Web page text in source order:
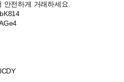
전하게 거래하세요.